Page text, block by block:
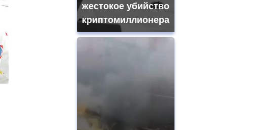
жестокое убийство
криптомиллионера